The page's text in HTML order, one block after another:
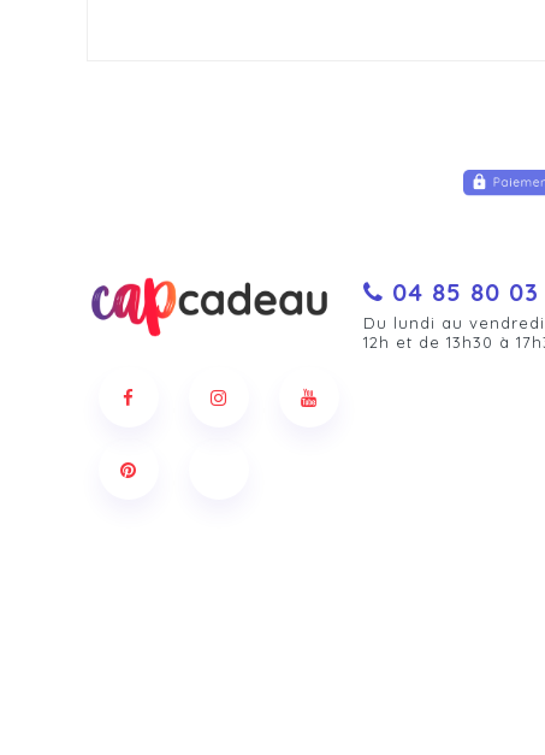
04 85 80 03
Du lundi au
12h et de 13h30 à